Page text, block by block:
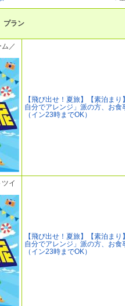
プラン
／
【飛び出せ！夏旅】【素泊ま
自分でアレンジ」派の方、お食
（イン23時までOK）
イ
【飛び出せ！夏旅】【素泊ま
自分でアレンジ」派の方、お食
（イン23時までOK）